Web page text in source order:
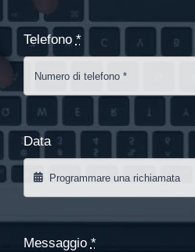
Telefono *
Data
Messaggio *